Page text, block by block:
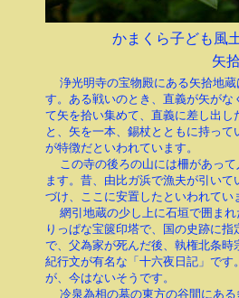
かまくら子ども風
矢
浄光明寺の宝物殿にある矢拾地蔵
す。ある戦いのとき、直義が矢が
て矢を拾い集めて、直義に差し出
と、矢を一本、錫杖とともに持っ
が特徴だといわれています。
この寺の後ろの山には柵があって
ます。昔、由比ガ浜で漁夫が引い
づけ、ここに安置したといわれてい
網引地蔵の少し上に石垣で囲まれ
りっぱな宝篋印塔で、国の史跡に
で、父為家が死んだ後、執権北条
紀行文が有名な「十六夜日記」で
が、今はないそうです。
冷泉為相の墓の東方の谷間にある